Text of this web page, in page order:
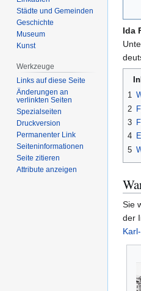
Ida
1
2
3
4
5
Sie
der
Städte und Gemeinden
Geschichte
Museum
Kunst
Werkzeuge
Links auf diese Seite
Änderungen an
verlinkten Seiten
Spezialseiten
Druckversion
Permanenter Link
Seiten­­informationen
Seite zitieren
Attribute anzeigen